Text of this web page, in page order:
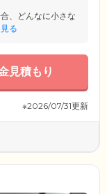
、どんなに小さな
る
見積もり
※2026/07/31更新